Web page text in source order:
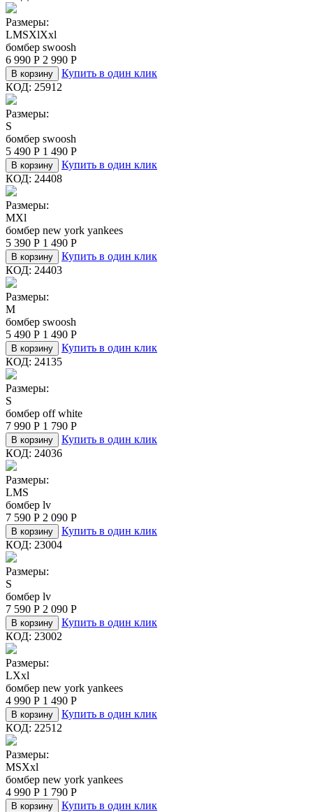
Размеры:
LMSXlXxl
бомбер swoosh
6 990 Р 2 990 Р
В корзину
Купить в один клик
КОД: 25912
Размеры:
S
бомбер swoosh
5 490 Р 1 490 Р
В корзину
Купить в один клик
КОД: 24408
Размеры:
MXl
бомбер new york yankees
5 390 Р 1 490 Р
В корзину
Купить в один клик
КОД: 24403
Размеры:
M
бомбер swoosh
5 490 Р 1 490 Р
В корзину
Купить в один клик
КОД: 24135
Размеры:
S
бомбер off white
7 990 Р 1 790 Р
В корзину
Купить в один клик
КОД: 24036
Размеры:
LMS
бомбер lv
7 590 Р 2 090 Р
В корзину
Купить в один клик
КОД: 23004
Размеры:
S
бомбер lv
7 590 Р 2 090 Р
В корзину
Купить в один клик
КОД: 23002
Размеры:
LXxl
бомбер new york yankees
4 990 Р 1 490 Р
В корзину
Купить в один клик
КОД: 22512
Размеры:
MSXxl
бомбер new york yankees
4 990 Р 1 790 Р
В корзину
Купить в один клик